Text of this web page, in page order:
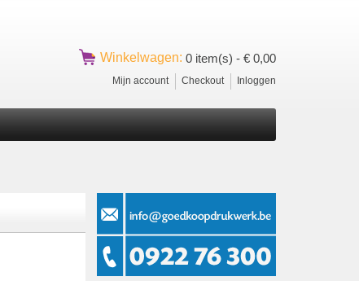
Winkelwagen: 0 item(s) - € 0,00
Mijn account Checkout Inloggen